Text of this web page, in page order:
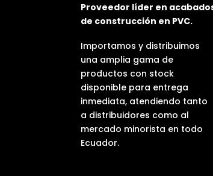
Proveedor líder en
de construcción en PVC.
Importamos y distribuimos
una amplia gama de
productos con stock
disponible para entrega
inmediata, atendiendo tanto
a distribuidores como al
mercado minorista en todo
Ecuador.